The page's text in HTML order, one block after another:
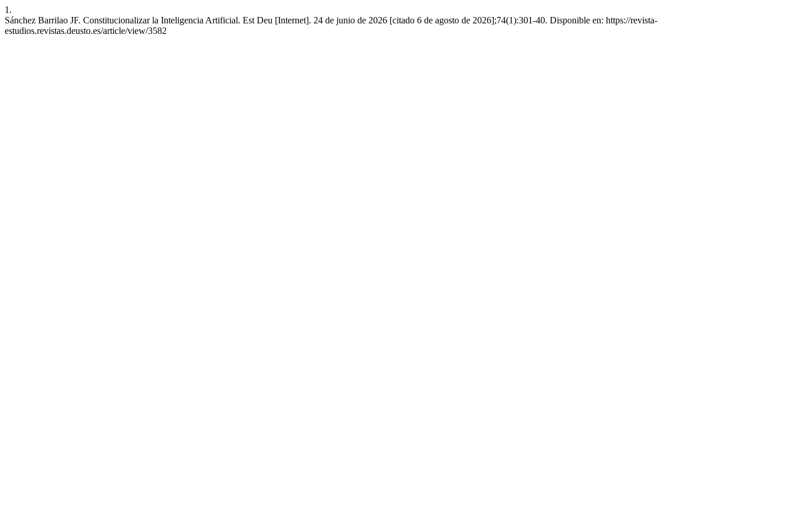
1.
Sánchez Barrilao JF. Constitucionalizar la Inteligencia Artificial. Est Deu [Internet]. 24 de junio de 2026 [citado 6 de agosto de 2026];74(1):301-40. Disponible en: https://revista-
estudios.revistas.deusto.es/article/view/3582